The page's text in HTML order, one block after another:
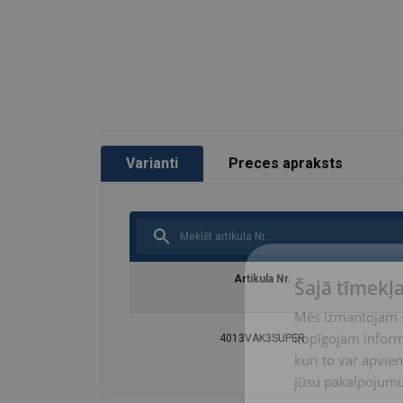
Varianti Preces apraksts
Artikula Nr.
4013VAK3SUPER
Šajā
Mēs izmantojam
kopīgojam
kuri to var
jūsu